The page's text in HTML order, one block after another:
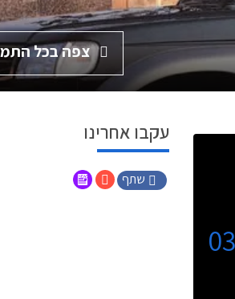
צפה בכל
עקבו אחרינו
שתף